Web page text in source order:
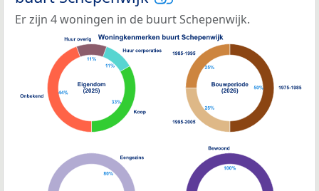
Er zijn 4 woningen in de buurt Schepenwijk.